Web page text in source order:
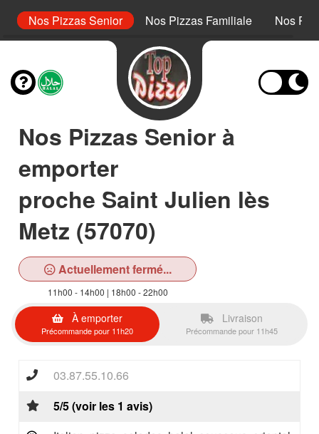
Nos Pizzas Senior Nos Pizzas Familiale Nos
Nos Pizzas Senior à
emporter
proche Saint Julien lès
Metz (57070)
Actuellement fermé...
11h00 - 14h00 | 18h00 - 22h00
À emporter
Précommande pour 11h20
Livraison
Précommande pour 11h45
03.87.55.10.66
5/5 (voir les 1 avis)